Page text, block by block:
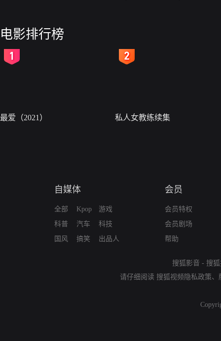
电影排行榜
最爱（2021） 私人女教练续集
自媒体
全部
科普
国风
Kpop
汽车
搞笑
游戏
科技
出品人
会员
会员特权
会员剧场
帮助
搜狐影音 - 搜
请仔细阅读 搜狐视频隐私政策、